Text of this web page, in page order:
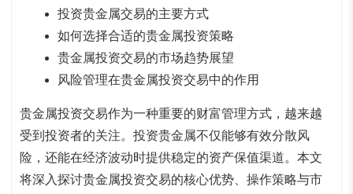
投资贵金属交易的主要方式
如何选择合适的贵金属投资策略
贵金属投资交易的市场趋势展望
风险管理在贵金属投资交易中的作用
贵金属投资交易作为一种重要的财富管理方式，越来越
受到投资者的关注。投资贵金属不仅能够有效分散风
险，还能在经济波动时提供稳定的资产保值渠道。本文
将深入探讨贵金属投资交易的核心优势、操作策略与市